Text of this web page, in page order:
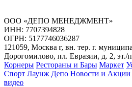
ООО «ДЕПО МЕНЕДЖМЕНТ»
ИНН: 7707394828
ОГРН: 5177746036287
121059, Москва г, вн. тер. г.
Дорогомилово, пл. Евразии, д. 2, эт./
Корнеры Рестораны и Бары Маркет
Спорт Лаунж Депо Новости и Акции
видео